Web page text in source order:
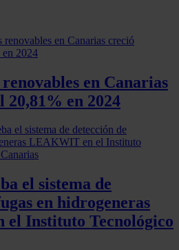
en Canarias
20,81% en 2024
el sistema de
en hidrogeneras
Instituto Tecnológico